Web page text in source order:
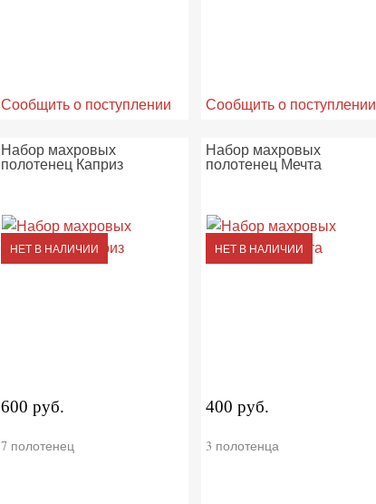
Сообщить о поступлении Сообщить о поступлении
Набор махровых
полотенец Каприз
НЕТ В НАЛИЧИИ
600 руб.
7 полотенец
Набор махровых
полотенец Мечта
НЕТ В НАЛИЧИИ
400 руб.
3 полотенца